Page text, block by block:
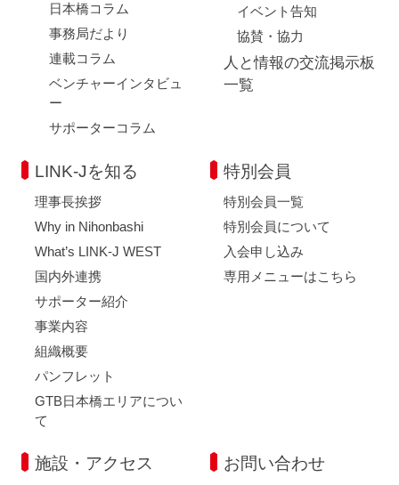
日本橋コラム
事務局だより
連載コラム
ベンチャーインタビュ
ー
サポーターコラム
イベント告知
協賛・協力
人と情報の交流掲示板
一覧
LINK-Jを知る
理事長挨拶
Why in Nihonbashi
What’s LINK-J WEST
国内外連携
サポーター紹介
事業内容
組織概要
パンフレット
GTB日本橋エリアについ
て
特別会員
特別会員一覧
特別会員について
入会申し込み
専用メニューはこちら
施設・アクセス お問い合わせ